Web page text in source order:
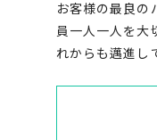
お客様の最良の
員一人一人を大
れからも邁進し